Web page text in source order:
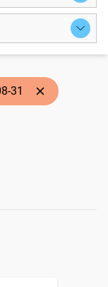
31